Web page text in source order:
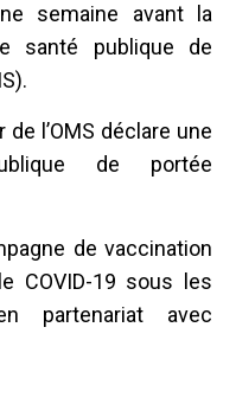
semaine avant la
santé publique de
l’OMS déclare une
de portée
de vaccination
COVID-19 sous les
partenariat avec